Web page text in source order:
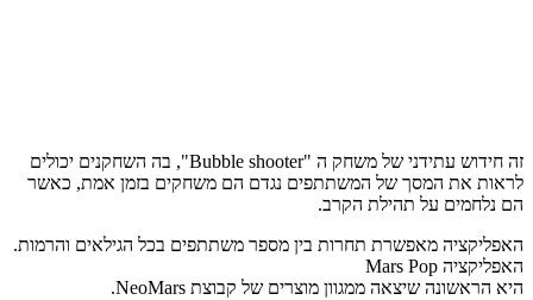
זה חידוש עתידני של משחק ה "Bubble shooter", בה השחקנים יכולים
לראות את המסך של המשתתפים נגדם הם משחקים בזמן אמת, כאשר
הם נלחמים על תהילת הקרב.
האפליקציה מאפשרת תחרות בין מספר משתתפים בכל הגילאים והרמות.
האפליקציה Mars Pop
היא הראשונה שיצאה ממגוון מוצרים של קבוצת NeoMars.